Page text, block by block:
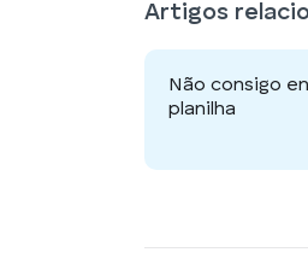
Artigos
Não consigo
planilha